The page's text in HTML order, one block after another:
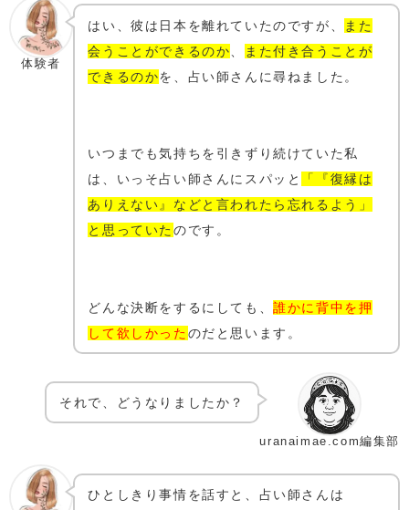
体験者
はい、彼は日本を離れていたのですが、
また
会うことができるのか
また付き合うことが
できるのかを、占い師さんに尋ねました。
いつまでも気持ちを引きずり続けていた私
は、いっそ占い師さんにスパッと
「『復縁は
ありえない』などと言われたら忘れるよう」
と思っていた のです。
どんな決断をするにしても、誰かに背中を押
して欲しかったのだと思います。
uranaimae.com編集部
それで、どうなりましたか？
ひとしきり事情を話すと、占い師さんは